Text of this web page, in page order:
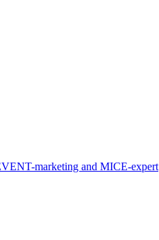
marketing and MICE-expert